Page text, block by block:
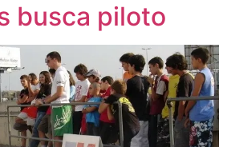
busca piloto